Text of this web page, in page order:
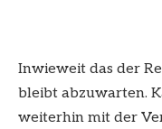
Inwieweit das der
bleibt abzuwarten.
weiterhin mit der